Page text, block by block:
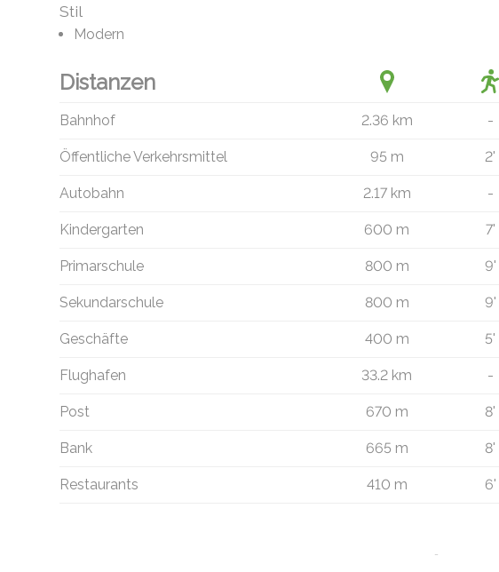
Stil
Modern
Distanzen
Bahnhof 2.36 km -
Öffentliche Verkehrsmittel 95 m 2'
Autobahn 2.17 km -
Kindergarten 600 m 7'
Primarschule 800 m 9'
Sekundarschule 800 m 9'
Geschäfte 400 m 5'
Flughafen 33.2 km -
Post 670 m 8'
Bank 665 m 8'
Restaurants 410 m 6'
®